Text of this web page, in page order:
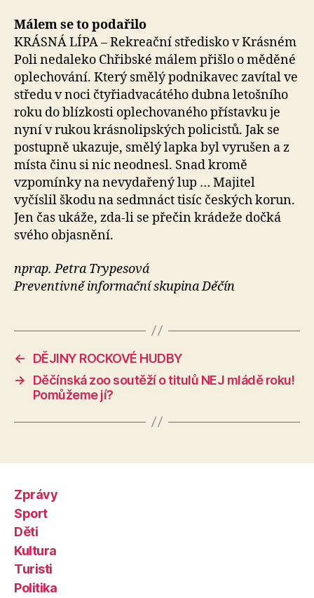
Málem se to podařilo
KRÁSNÁ LÍPA – Rekreační středisko v Krásném
Poli nedaleko Chřibské málem přišlo o měděné
oplechování. Který smělý podnikavec zavítal ve
středu v noci čtyřiadvacátého dubna letošního
roku do blízkosti oplechovaného přístavku je
nyní v rukou krásnolipských policistů. Jak se
postupně ukazuje, smělý lapka byl vyrušen a z
místa činu si nic neodnesl. Snad kromě
vzpomínky na nevydařený lup … Majitel
vyčíslil škodu na sedmnáct tisíc českých korun.
Jen čas ukáže, zda-li se přečin krádeže dočká
svého objasnění.
nprap. Petra Trypesová
Preventivně informační skupina Děčín
←
DĚJINY ROCKOVÉ HUDBY
→
Děčínská zoo soutěží o titulů NEJ mládě roku!
Pomůžeme jí?
Zprávy
Sport
Děti
Kultura
Turisti
Politika